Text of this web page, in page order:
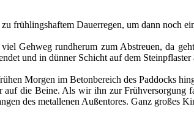
frühlingshaftem Dauerregen, um dann noch
Gehweg rundherum zum Abstreuen, da
und in dünner Schicht auf dem
Morgen im Betonbereich des Paddocks
die Beine. Als wir ihn zur
des metallenen Außentores. Ganz großes